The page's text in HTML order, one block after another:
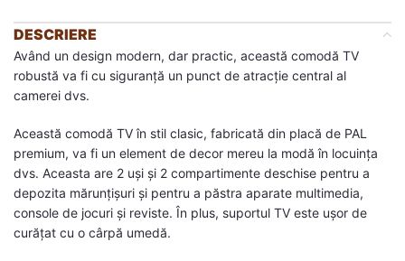
DESCRIERE
Având un design modern, dar practic, această comodă TV
robustă va fi cu siguranță un punct de atracție central al
camerei dvs.
Această comodă TV în stil clasic, fabricată din placă de PAL
premium, va fi un element de decor mereu la modă în locuința
dvs. Aceasta are 2 uși și 2 compartimente deschise pentru a
depozita mărunțișuri și pentru a păstra aparate multimedia,
console de jocuri și reviste. În plus, suportul TV este ușor de
curățat cu o cârpă umedă.